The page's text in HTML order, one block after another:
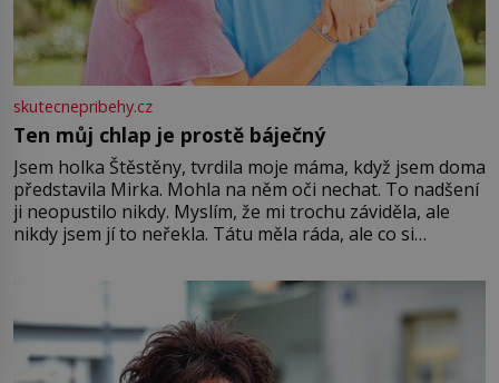
skutecnepribehy.cz
Ten můj chlap je prostě báječný
Jsem holka Štěstěny, tvrdila moje máma, když jsem doma
představila Mirka. Mohla na něm oči nechat. To nadšení
ji neopustilo nikdy. Myslím, že mi trochu záviděla, ale
nikdy jsem jí to neřekla. Tátu měla ráda, ale co si
Jsme spolu moc rádi Tehdy byla jiná doba, když